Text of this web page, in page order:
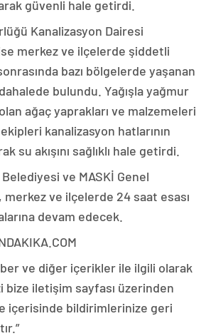
güvenli hale getirdi.
Kanalizasyon Dairesi
merkez ve ilçelerde şiddetli
bazı bölgelerde yaşanan
bulundu. Yağışla yağmur
ağaç yaprakları ve malzemeleri
kanalizasyon hatlarının
su akışını sağlıklı hale getirdi.
ve MASKİ Genel
ve ilçelerde 24 saat esası
devam edecek.
ve diğer içerikler ile ilgili olarak
iletişim sayfası üzerinden
içerisinde bildirimlerinize geri